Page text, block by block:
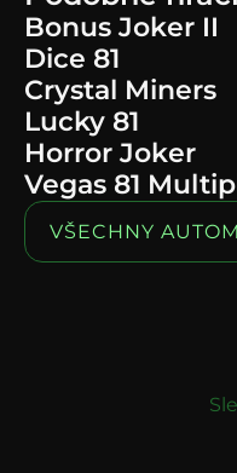
Bonus Joker II
Dice 81
Crystal Miners
Lucky 81
Horror Joker
Vegas 81
VŠECHNY